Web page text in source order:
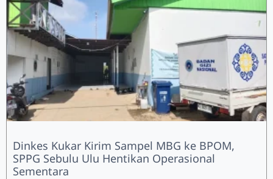
Dinkes Kukar Kirim Sampel MBG ke BPOM,
SPPG Sebulu Ulu Hentikan Operasional
Sementara